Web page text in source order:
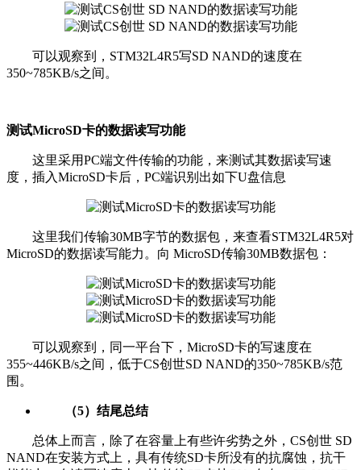
可以观察到，STM32L4R5写SD NAND的速度在
350~785KB/s之间。
测试MicroSD卡的数据读写功能
这里采用PC端文件传输的功能，来测试其数据读写速
度，插入MicroSD卡后，PC端识别出如下U盘信息
这里我们传输30MB字节的数据包，来查看STM32L4R5对
MicroSD的数据读写能力。向 MicroSD传输30MB数据包：
可以观察到，同一平台下，MicroSD卡的写速度在
355~446KB/s之间，低于CS创世SD NAND的350~785KB/s范
围。
（5）结尾总结
总体上而言，除了在容量上有些许劣势之外，CS创世 SD
NAND在安装方式上，具有传统SD卡所没有的抗腐蚀，抗干